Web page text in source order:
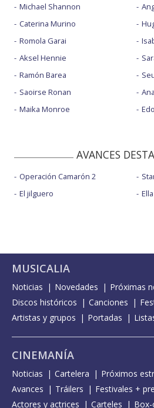
Michael Shannon
Caterina Murino
Romola Garai
Aksel Hennie
Ramón Barea
Saoirse Ronan
Maika Monroe
AVANCES
Operación Camarón 2
El jilguero
MUSICALIA
Noticias Novedades
Próximas
Discos históricos
Canciones
Artistas y grupos
Portadas
CINEMANÍA
Noticias Cartelera Próximos
Avances
Tráilers
Festivales +
Actores y actrices
Carteles